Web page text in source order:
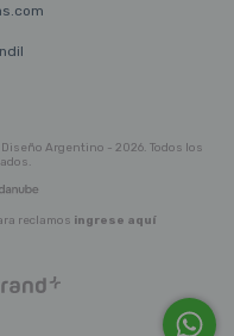
Argentino - 2026. Todos los
reclamos ingrese aquí